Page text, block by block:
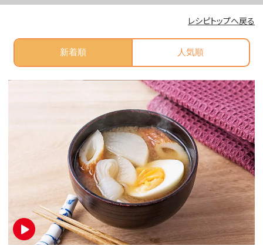
レシピトップへ戻る
新着順 人気順